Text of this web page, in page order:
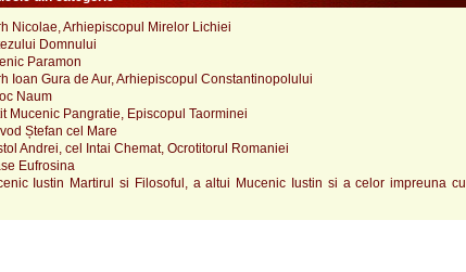
Nicolae, Arhiepiscopul Mirelor Lichiei
Domnului
Paramon
Ioan Gura de Aur, Arhiepiscopul Constantinopolului
Naum
Mucenic Pangratie, Episcopul Taorminei
Ștefan cel Mare
Andrei, cel Intai Chemat, Ocrotitorul Romaniei
Eufrosina
Iustin Martirul si Filosoful, a altui Mucenic Iustin si a celor impreuna cu